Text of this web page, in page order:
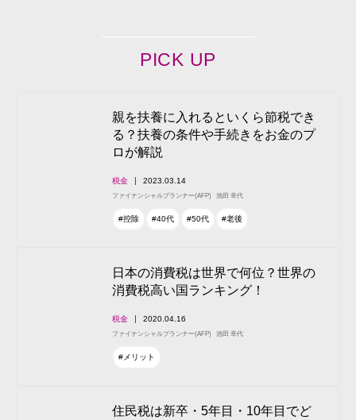
PICK UP
親を扶養に入れるといくら節税でき
る？扶養の条件や手続きをお金のプ
ロが解説
税金 2023.03.14
ファイナンシャルプランナー(AFP) 池田 幸代
#控除 #40代 #50代 #老後
日本の消費税は世界で何位？世界の
消費税高い国ランキング！
税金 2020.04.16
ファイナンシャルプランナー(AFP) 池田 幸代
#メリット
住民税は新卒・5年目・10年目でど